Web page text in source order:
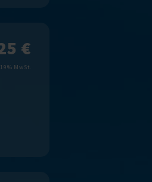
€
MwSt.